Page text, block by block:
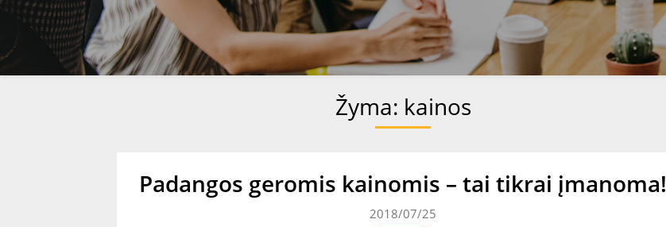
Žyma: kainos
Padangos geromis kainomis – tai tikrai įmanoma!
2018/07/25